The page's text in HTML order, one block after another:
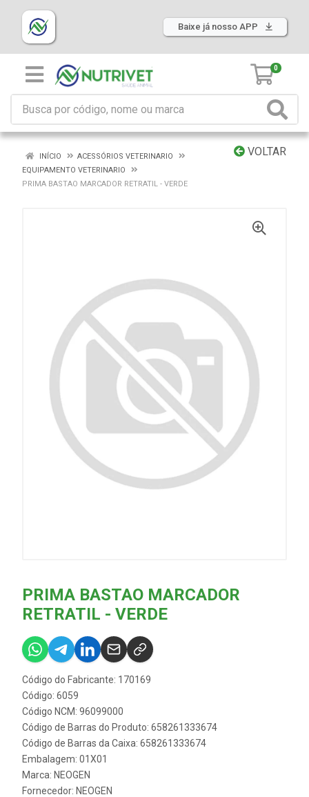
Baixe já nosso APP
0
VOLTAR
INÍCIO
ACESSÓRIOS VETERINARIO
EQUIPAMENTO VETERINARIO
PRIMA BASTAO MARCADOR RETRATIL - VERDE
PRIMA BASTAO MARCADOR
RETRATIL - VERDE
Código do Fabricante: 170169
Código: 6059
Código NCM: 96099000
Código de Barras do Produto: 658261333674
Código de Barras da Caixa: 658261333674
Embalagem: 01X01
Marca: NEOGEN
Fornecedor: NEOGEN